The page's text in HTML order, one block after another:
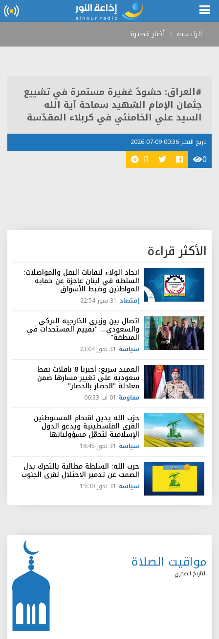
الرئيسية أخبار قصيرة
#العراق: حشودٌ غفيرة مستمرة في تشييع
جثمان الإمام الشهيد سماحة آية الله
السيد علي الخامنئي في كربلاء المقدّسة
تاريخ النشر 00:36 09-07-2026
0
الأكثر قراءة
اتحاد الولاء لنقابات النقل والمواصلات:
السلطة في لبنان عاجزة عن حماية
المواطنين وضبط الأسواق
إقتصاد 31 تموز 22:54
اتصال بين وزيري الخارجية التركي
والسعودي... "تقييم المستجدات في
المنطقة"
سياسة 31 تموز 23:04
العميد سريع: أجبرنا 8 ناقلات نفط
سعودية على تغيير مسارها ضمن
معادلة "الحصار بالحصار"
مقاومة 01 اب 06:33
حزب الله يدين اقتحام المستوطنين
القرى الفلسطينية ويدعو الدول
الإسلامية لتحمّل مسؤولياتها
سياسة 31 تموز 18:45
حزب الله: السلطة مطالبة بالتحرك بدل
الصمت عن تدمير الاحتلال لقرى الجنوب
سياسة 31 تموز 19:30
مواقيت الصلاة
التاريخ الهجري